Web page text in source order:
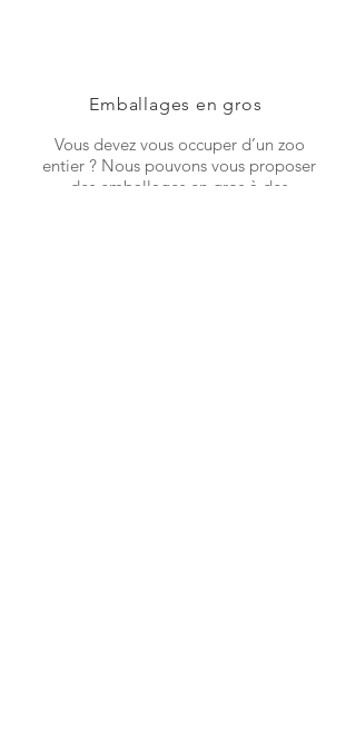
Emballages en gros
Vous devez vous occuper d’un zoo
entier ? Nous pouvons vous proposer
des emballages en gros à des